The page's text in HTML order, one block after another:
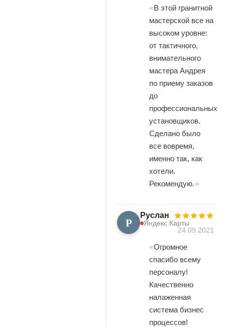
В этой гранитной
мастерской все на
высоком уровне:
от тактичного,
внимательного
мастера Андрея
по приему заказов
до
профессиональных
установщиков.
Сделано было
все вовремя,
именно так, как
хотели.
Рекомендую.
Р Руслан
Яндекс.Карты
24.09.2021
Огромное
спасибо всему
персоналу!
Качественно
налаженная
система бизнес
процессов!